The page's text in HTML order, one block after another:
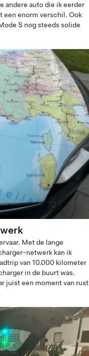
andere auto die ik eerder
een enorm verschil. Ook
S nog steeds solide
Met de lange
netwerk kan ik
van 10.000 kilometer
in de buurt was.
juist een moment van rust